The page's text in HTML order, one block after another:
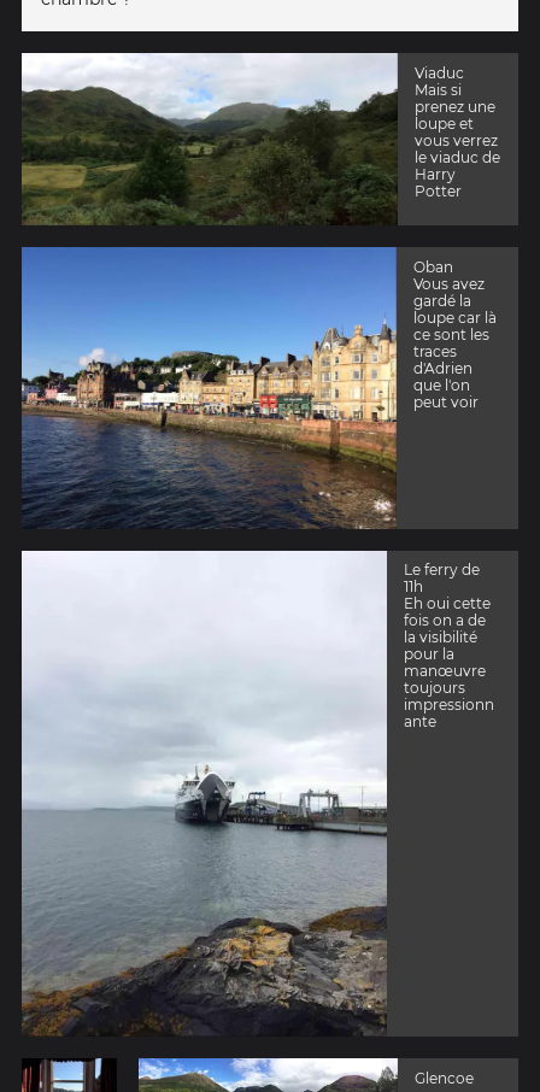
Viaduc
Mais si
prenez une
loupe et
vous verrez
le viaduc de
Harry
Potter
Oban
Vous avez
gardé la
loupe car là
ce sont les
traces
d'Adrien
que l'on
peut voir
Le ferry de
11h
Eh oui cette
fois on a de
la visibilité
pour la
manœuvre
toujours
impressionn
ante
Glencoe